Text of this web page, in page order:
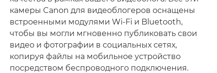
камеры Canon для видеоблогеров оснащены
встроенными модулями Wi-Fi и Bluetooth,
чтобы вы могли мгновенно публиковать свои
видео и фотографии в социальных сетях,
копируя файлы на мобильное устройство
посредством беспроводного подключения.